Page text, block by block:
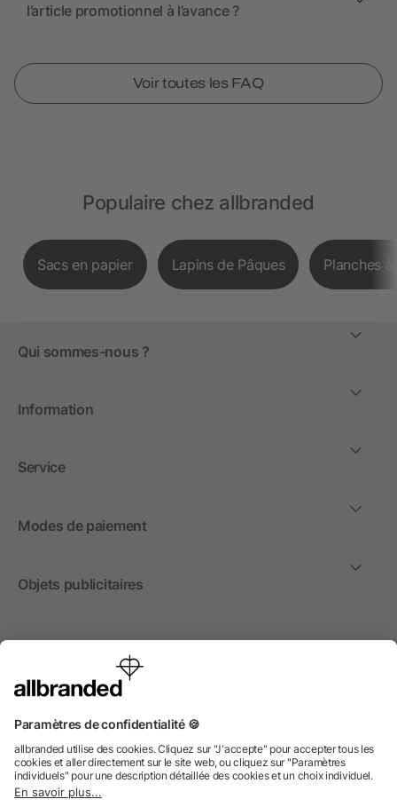
l’article promotionnel à l’avance ?
Voir toutes les FAQ
Populaire chez allbranded
Sacs en papier Lapins de Pâques Planches
Qui sommes-nous ?
Information
Service
Modes de paiement
Objets publicitaires
International